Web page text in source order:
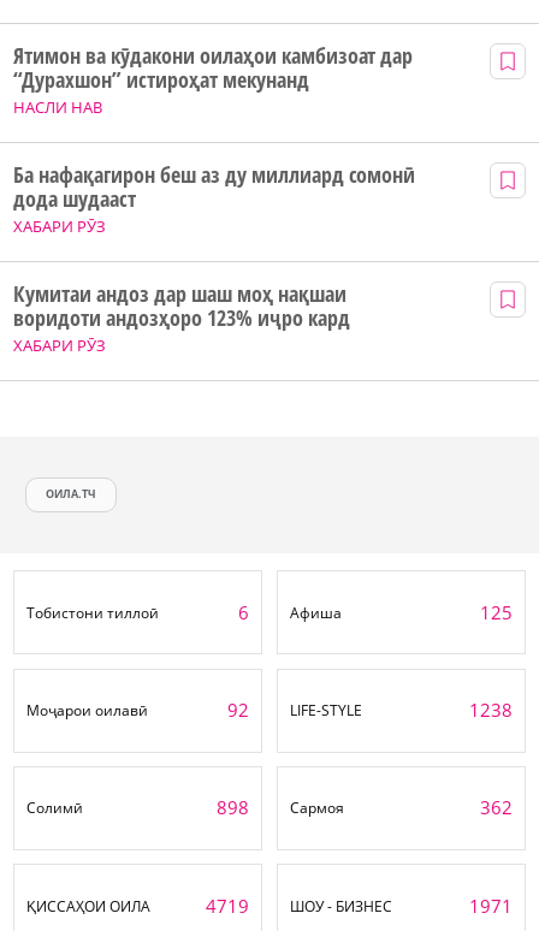
НАСЛИ НАВ
Ятимон ва кӯдакони оилаҳои камбизоат дар
“Дурахшон” истироҳат мекунанд
ХАБАРИ РӮЗ
Ба нафақагирон беш аз ду миллиард сомонӣ
дода шудааст
ХАБАРИ РӮЗ
Кумитаи андоз дар шаш моҳ нақшаи
воридоти андозҳоро 123% иҷро кард
ОИЛА.ТЧ
Тобистони тиллоӣ 6 Афиша 125
Моҷарои оилавӣ 92 LIFE-STYLE 1238
Солимӣ 898 Сармоя 362
ҚИССАҲОИ ОИЛА 4719 ШОУ - БИЗНЕС 1971